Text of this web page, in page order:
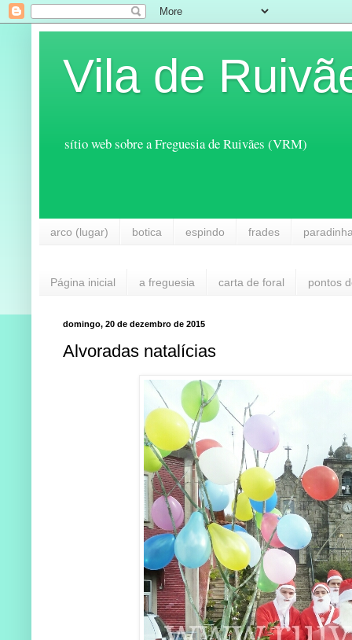
Vila de
sítio web sobre a Freguesia de Ruivães (VRM)
arco (lugar) botica espindo frades
Página inicial a freguesia carta de foral pontos
domingo, 20 de dezembro de 2015
Alvoradas natalícias